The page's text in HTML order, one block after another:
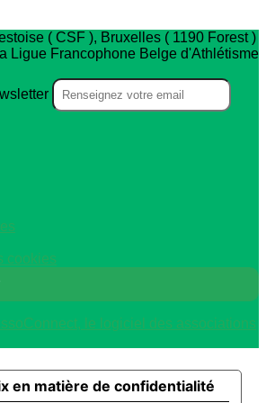
( CSF ), Bruxelles ( 1190 Forest )
Ligue Francophone Belge d'Athlétisme
cookies
le logiciel des associations
en matière de confidentialité